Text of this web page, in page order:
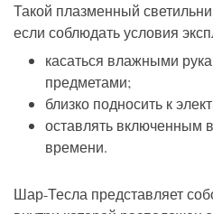
Такой плазменный
если соблюдать условия
касаться влажными
предметами;
близко подносить к
оставлять включенным
времени.
Шар-Тесла представляет